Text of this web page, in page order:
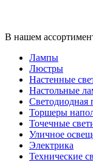
В нашем
Лампы
Люстры
Настенные
Настольные
Светодиодная
Торшеры
Точечные
Уличное
Электрика
Технические